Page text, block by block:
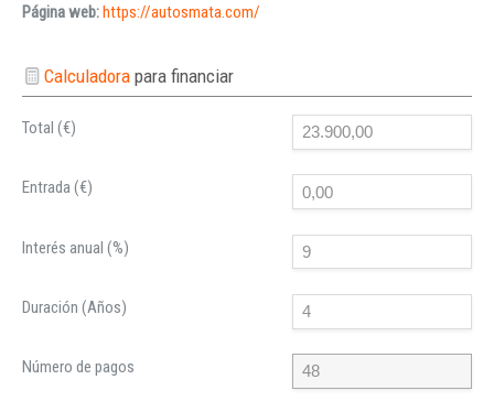
Página web:https://autosmata.com/
Calculadorapara financiar
Total (€)
Entrada (€)
Interés anual (%)
Duración (Años)
Número de pagos